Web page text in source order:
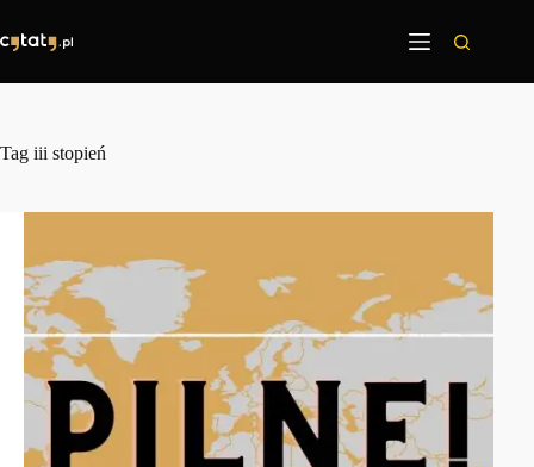
treści
Tag iii stopień